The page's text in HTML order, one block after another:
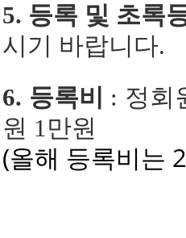
5. 등록 및 초록
시기 바랍니다.
6. 등록비
: 정회
원 1만원
(올해 등록비는